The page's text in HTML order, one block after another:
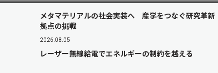
メタマテリアルの社会実装へ 産学をつなぐ研究革新
拠点の挑戦
2026.08.05
レーザー無線給電でエネルギーの制約を越える